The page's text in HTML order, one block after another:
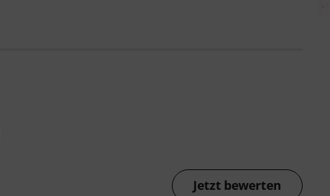
Jetzt bewerten